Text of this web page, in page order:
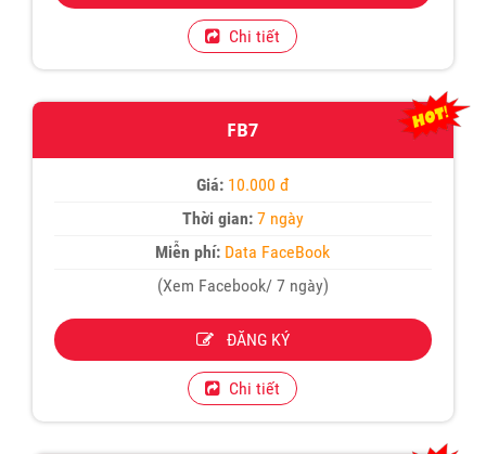
Chi tiết
FB7
Giá: 10.000 đ
Thời gian: 7 ngày
Miễn phí: Data FaceBook
(Xem Facebook/ 7 ngày)
ĐĂNG KÝ
Chi tiết